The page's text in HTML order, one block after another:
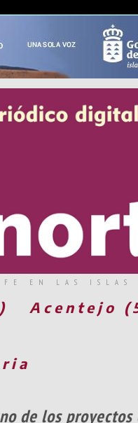
EN LAS ISLAS
Acentejo
de los